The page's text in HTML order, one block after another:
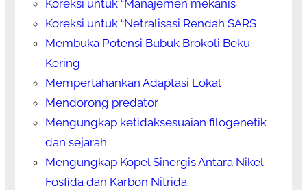
Koreksi untuk “Manajemen mekanis
Koreksi untuk “Netralisasi Rendah SARS
Membuka Potensi Bubuk Brokoli Beku-
Kering
Mempertahankan Adaptasi Lokal
Mendorong predator
Mengungkap ketidaksesuaian filogenetik
dan sejarah
Mengungkap Kopel Sinergis Antara Nikel
Fosfida dan Karbon Nitrida